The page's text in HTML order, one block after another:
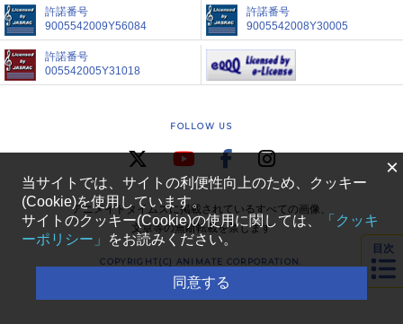
許諾番号
9005542009Y56084
許諾番号
9005542008Y30005
許諾番号
005542005Y31018
FOLLOW US
アニメイトタイムズに掲載されているすべての画像、
文章等の無断転載を禁じます
COPYRIGHT(C) ANIMATE CORPORATION.
ALL RIGHTS RESERVED
目次
×
当サイトでは、サイトの利便性向上のため、クッキー
(Cookie)を使用しています。
サイトのクッキー(Cookie)の使用に関しては、
「クッキ
ーポリシー」
をお読みください。
同意する